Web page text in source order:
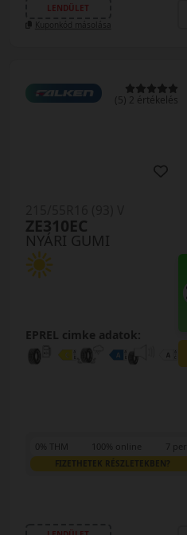
LENDÜLET
Kuponkód másolása
(5) 2 értékelés
NYÁRI GUMI
ZE310EC
EPREL cimke adatok:
0% THM 100% online 7
FIZETHETEK RÉSZLETEKBEN?